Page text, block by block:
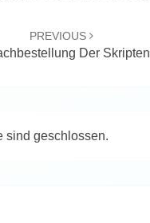
PREVIOUS
Der Skripten
sind geschlossen.